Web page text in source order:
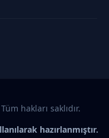
hakları saklıdır.
hazırlanmıştır.